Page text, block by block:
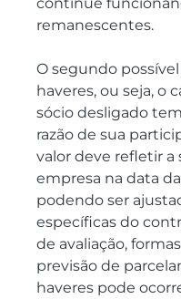
remanescentes.
O segundo
haveres, ou seja, o
sócio desligado
razão de sua
valor deve refletir
empresa na data
podendo ser
específicas do
de avaliação,
previsão de
haveres pode